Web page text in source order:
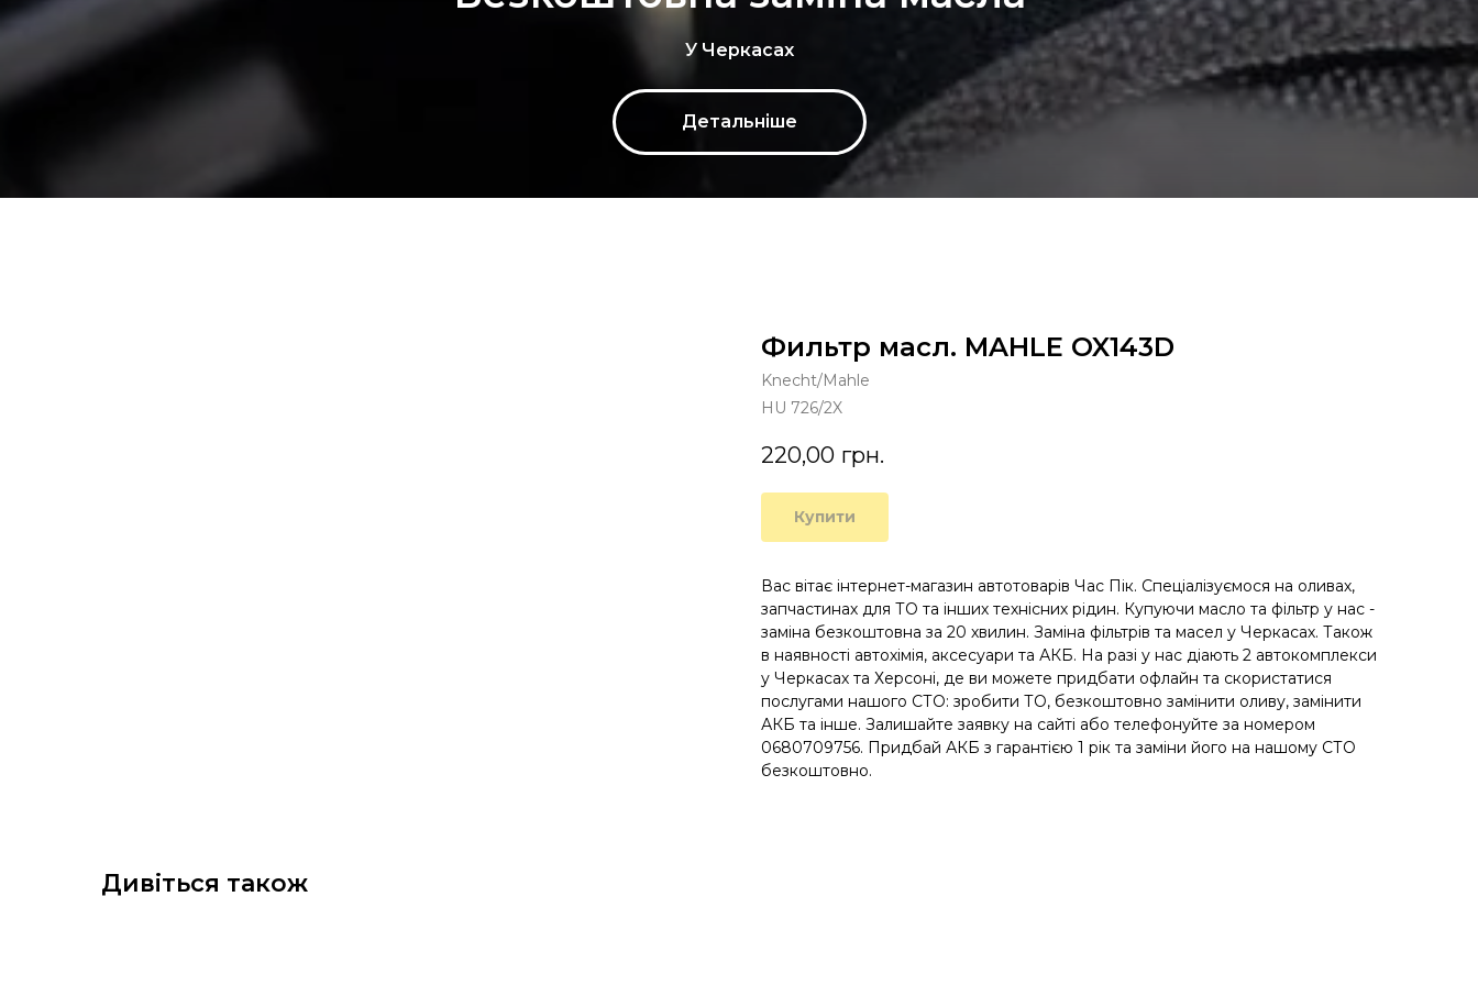
У Черкасах
Детальніше
Фильтр масл. MAHLE OX143D
Knecht/Mahle
HU 726/2X
220,00 грн.
Купити
Вас вітає інтернет-магазин автотоварів Час Пік. Спеціалізуємося на оливах,
запчастинах для ТО та інших технісних рідин. Купуючи масло та фільтр у нас -
заміна безкоштовна за 20 хвилин. Заміна фільтрів та масел у Черкасах. Також
в наявності автохімія, аксесуари та АКБ. На разі у нас діають 2 автокомплекси
у Черкасах та Херсоні, де ви можете придбати офлайн та скористатися
послугами нашого СТО: зробити ТО, безкоштовно замінити оливу, замінити
АКБ та інше. Залишайте заявку на сайті або телефонуйте за номером
0680709756. Придбай АКБ з гарантією 1 рік та заміни його на нашому СТО
безкоштовно.
Дивіться також